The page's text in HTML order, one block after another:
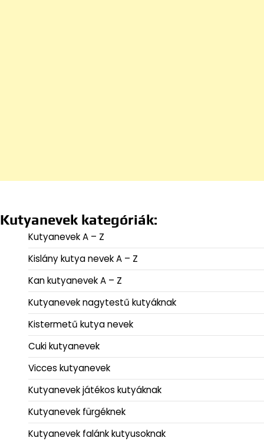
Kutyanevek kategóriák:
Kutyanevek A – Z
Kislány kutya nevek A – Z
Kan kutyanevek A – Z
Kutyanevek nagytestű kutyáknak
Kistermetű kutya nevek
Cuki kutyanevek
Vicces kutyanevek
Kutyanevek játékos kutyáknak
Kutyanevek fürgéknek
Kutyanevek falánk kutyusoknak